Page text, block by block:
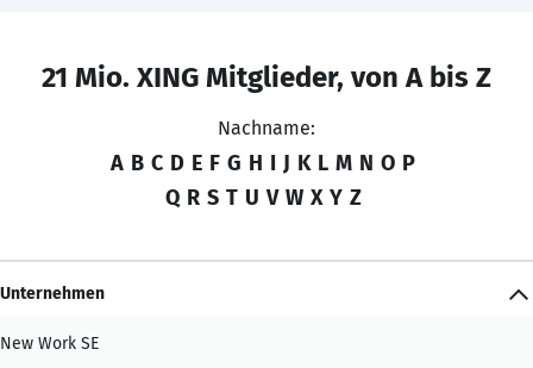
21 Mio. XING Mitglieder, von A bis Z
Nachname:
A B C D E F G H I J K L M N O P
Q R S T U V W X Y Z
Unternehmen
New Work SE